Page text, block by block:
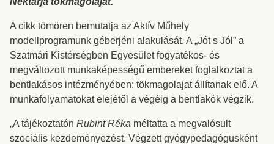
A cikk tömören bemutatja az Aktív Műhely
modellprogramunk géberjéni alakulását. A „Jót s Jól” a
Szatmári Kistérségben Egyesület fogyatékos- és
megváltozott munkaképességű embereket foglalkoztat a
bentlakásos intézményében: tökmagolajat állítanak elő. A
munkafolyamatokat elejétől a végéig a bentlakók végzik.
„A tájékoztatón Rubint Réka méltatta a megvalósult
szociális kezdeményezést. Végzett gyógypedagógusként